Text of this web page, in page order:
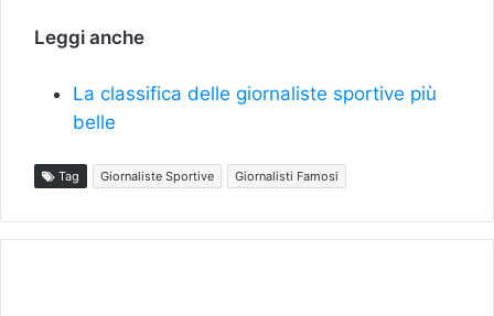
Leggi anche
La classifica delle giornaliste sportive più
belle
Tag Giornaliste Sportive Giornalisti Famosi